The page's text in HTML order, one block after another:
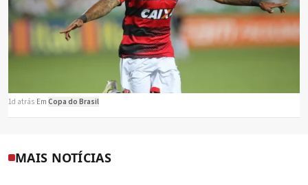
1d atrás Em Copa do Brasil
MAIS NOTÍCIAS